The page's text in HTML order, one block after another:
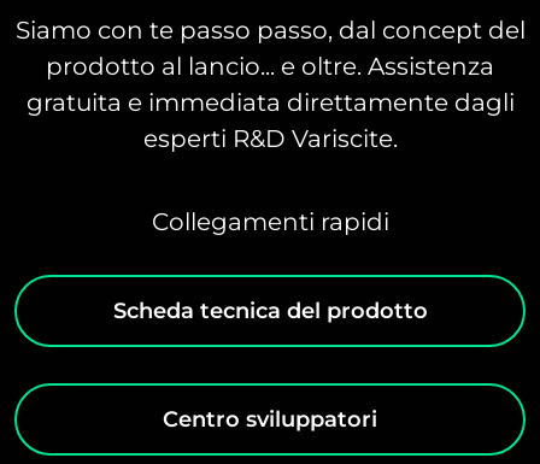
Siamo con te passo passo, dal concept del
prodotto al lancio... e oltre. Assistenza
gratuita e immediata direttamente dagli
esperti R&D Variscite.
Collegamenti rapidi
Scheda tecnica del prodotto
Centro sviluppatori